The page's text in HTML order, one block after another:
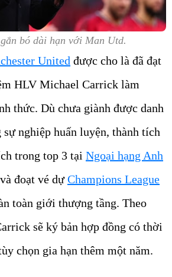
bó dài hạn với Man Utd.
United được cho là đã đạt
HLV Michael Carrick làm
thức. Dù chưa giành được danh
nghiệp huấn luyện, thành tích
trong top 3 tại Ngoại hạng Anh
đoạt vé dựChampions League
toàn giới thượng tầng. Theo
sẽ ký bản hợp đồng có thời
chọn gia hạn thêm một năm.